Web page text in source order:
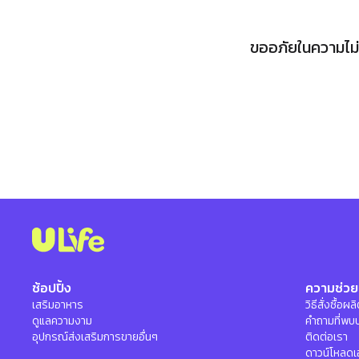
ขออภัยในความ
ช้อปปิ้ง
เสริมอาหาร
ดูแลความงาม
อุปกรณ์ส่งเสริมการขายอื่นๆ
ความช่ว
วิธีสั่งซื้อผ
คำถามที่พบ
ติดต่อเรา
ดาวน์โหลด